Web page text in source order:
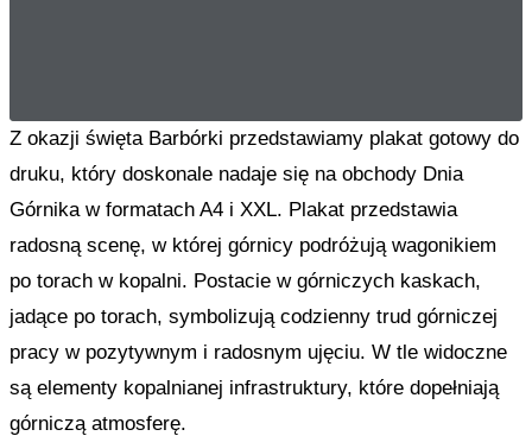
Z okazji święta Barbórki przedstawiamy plakat gotowy do
druku, który doskonale nadaje się na obchody Dnia
Górnika w formatach A4 i XXL. Plakat przedstawia
radosną scenę, w której górnicy podróżują wagonikiem
po torach w kopalni. Postacie w górniczych kaskach,
jadące po torach, symbolizują codzienny trud górniczej
pracy w pozytywnym i radosnym ujęciu. W tle widoczne
są elementy kopalnianej infrastruktury, które dopełniają
górniczą atmosferę.